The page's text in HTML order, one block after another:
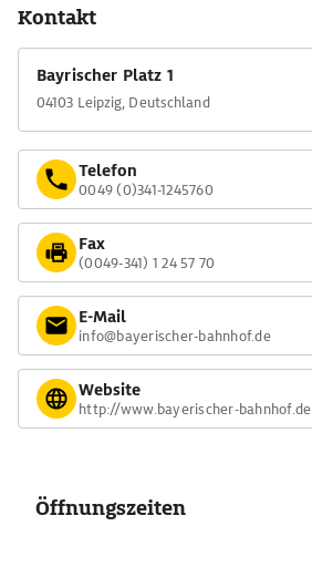
Kontakt
Bayrischer Platz 1
04103 Leipzig, Deutschland
Telefon
0049 (0)341-1245760
Fax
(0049-341) 1 24 57 70
E-Mail
info@bayerischer-bahnhof.de
Website
http://www.bayerischer-bahnhof.de
Öffnungszeiten